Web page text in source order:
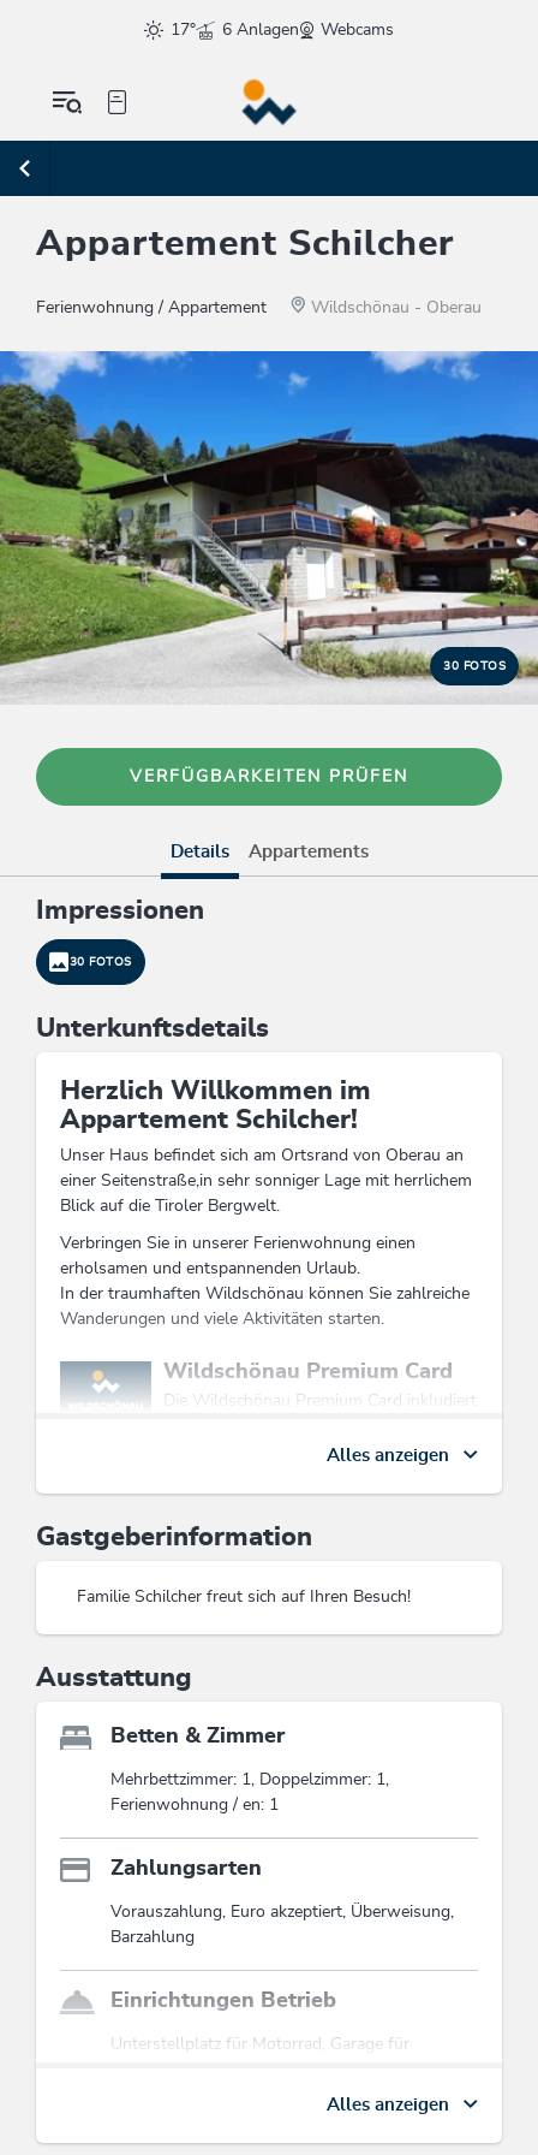
17° 6 Anlagen Webcams
Appartement Schilcher
Ferienwohnung / Appartement Wildschönau - Oberau
30 FOTOS
VERFÜGBARKEITEN PRÜFEN
Details Appartements
Impressionen
30 FOTOS
Unterkunftsdetails
Herzlich Willkommen im
Appartement Schilcher!
Unser Haus befindet sich am Ortsrand von Oberau an
einer Seitenstraße,in sehr sonniger Lage mit herrlichem
Blick auf die Tiroler Bergwelt.
Verbringen Sie in unserer Ferienwohnung einen
erholsamen und entspannenden Urlaub.
In der traumhaften Wildschönau können Sie zahlreiche
Wanderungen und viele Aktivitäten starten.
Diese Unterkunft ist Mitglied von
Wildschönau Premium Card
Die Wildschönau Premium Card inkludiert
Wanderbus, Wanderungen,Alles anzeigen
Gastgeberinformation
Familie Schilcher freut sich auf Ihren Besuch!
Ausstattung
Betten & Zimmer
Mehrbettzimmer: 1, Doppelzimmer: 1,
Ferienwohnung / en: 1
Zahlungsarten
Vorauszahlung, Euro akzeptiert, Überweisung,
Barzahlung
Einrichtungen Betrieb
Unterstellplatz für Motorrad, Garage für
Gartenmöbel, WiFi, Familienfreundlich,
Internetbenutzung gebührenfrei, Satelliten-TV,
Einstellplatz für Fahrräder, Skiabstellraum
Alles anzeigen